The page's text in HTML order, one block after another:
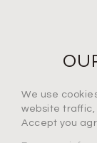
We use
website traffic,
Accept you